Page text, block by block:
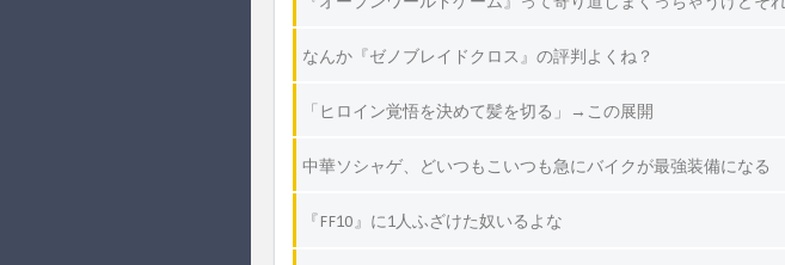
なんか『ゼノブレイドクロス』の評判よくね？
「ヒロイン覚悟を決めて髪を切る」→この展開
中華ソシャゲ、どいつもこいつも急にバイクが最強装備になる
『FF10』に1人ふざけた奴いるよな